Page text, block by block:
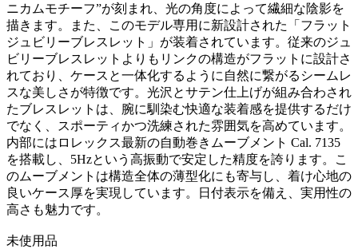
ニカムモチーフ”が刻まれ、光の角度によって繊細な陰影を
描きます。また、このモデル専用に新設計された「フラット
ジュビリーブレスレット」が装着されています。従来のジュ
ビリーブレスレットよりもリンクの構造がフラットに設計さ
れており、ケースと一体化するように自然に繋がるシームレ
スな美しさが特徴です。光沢とサテン仕上げが組み合わされ
たブレスレットは、腕に馴染む快適な装着感を提供するだけ
でなく、スポーティかつ洗練された雰囲気を高めています。
内部にはロレックス最新の自動巻きムーブメント Cal. 7135
を搭載し、5Hzという高振動で安定した精度を誇ります。こ
のムーブメントは構造全体の薄型化にも寄与し、着け心地の
良いケース厚を実現しています。日付表示を備え、実用性の
高さも魅力です。
未使用品